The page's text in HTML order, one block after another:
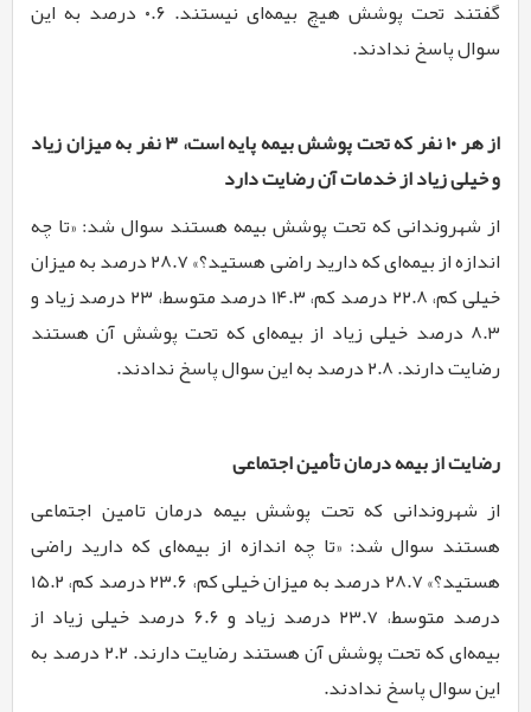
گفتند تحت پوشش هیچ بیمه‌ای نیستند. ۰.۶ درصد به این
سوال پاسخ ندادند.
از هر ۱۰ نفر که تحت پوشش بیمه پایه است، ۳ نفر به میزان زیاد
و خیلی زیاد از خدمات آن رضایت دارد
از شهروندانی که تحت پوشش بیمه هستند سوال شد: «تا چه
اندازه از بیمه‌ای که دارید راضی هستید؟» ۲۸.۷ درصد به میزان
خیلی کم، ۲۲.۸ درصد کم، ۱۴.۳ درصد متوسط، ۲۳ درصد زیاد و
۸.۳ درصد خیلی زیاد از بیمه‌ای که تحت پوشش آن هستند
رضایت دارند. ۲.۸ درصد به این سوال پاسخ ندادند.
رضایت از بیمه درمان تأمین اجتماعی
از شهروندانی که تحت پوشش بیمه درمان تامین اجتماعی
هستند سوال شد: «تا چه اندازه از بیمه‌ای که دارید راضی
هستید؟» ۲۸.۷ درصد به میزان خیلی کم، ۲۳.۶ درصد کم، ۱۵.۲
درصد متوسط، ۲۳.۷ درصد زیاد و ۶.۶ درصد خیلی زیاد از
بیمه‌ای که تحت پوشش آن هستند رضایت دارند. ۲.۲ درصد به
این سوال پاسخ ندادند.